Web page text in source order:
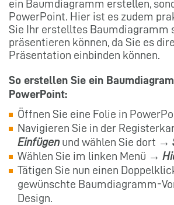
ein Baumdiagramm erstellen,
PowerPoint. Hier ist es zudem
Sie Ihr erstelltes Baumdiagramm
präsentieren können, da Sie es
Präsentation einbinden können.
So erstellen Sie ein
PowerPoint:
Öffnen Sie eine Folie in
Navigieren Sie in der
Einfügen und wählen Sie dort →
Wählen Sie im linken Menü →
Tätigen Sie nun einen
gewünschte Baumdiagramm-
Design.